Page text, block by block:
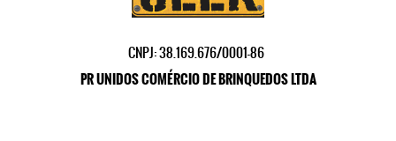
CNPJ: 38.169.676/0001-86
PR UNIDOS COMÉRCIO DE BRINQUEDOS LTDA